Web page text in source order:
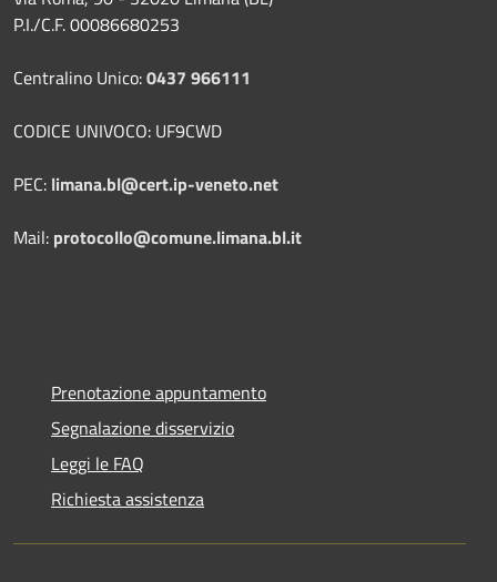
P.I./C.F. 00086680253
Centralino Unico:0437 966111
CODICE UNIVOCO: UF9CWD
PEC: limana.bl@cert.ip-veneto.net
Mail: protocollo@comune.limana.bl.it
Prenotazione appuntamento
Segnalazione disservizio
Leggi le FAQ
Richiesta assistenza